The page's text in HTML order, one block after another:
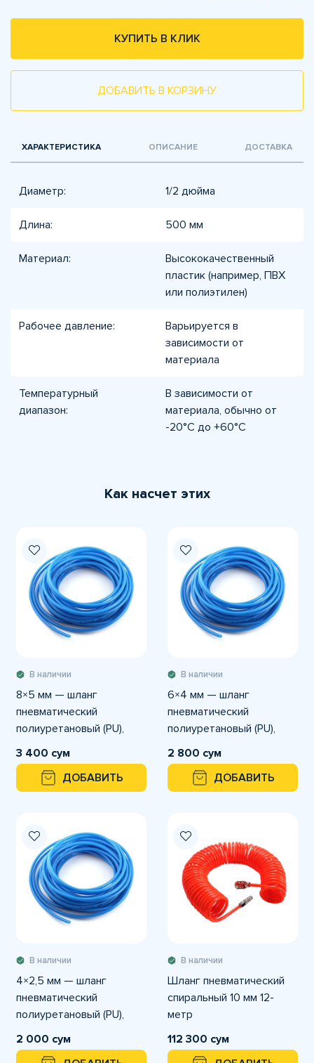
КУПИТЬ В КЛИК
ДОБАВИТЬ В КОРЗИНУ
ХАРАКТЕРИСТИКА ОПИСАНИЕ ДОСТАВКА
Диаметр: 1/2 дюйма
Длина: 500 мм
Материал:
Высококачественный
пластик (например, ПВХ
или полиэтилен)
Рабочее давление:
Варьируется в
зависимости от
материала
Температурный
диапазон:
В зависимости от
материала, обычно от
-20°C до +60°C
Как насчет этих
В наличии
8×5 мм — шланг
пневматический
полиуретановый (PU),
внешний Ø8 мм,
внутренний Ø5 мм
3 400 сум
ДОБАВИТЬ
В наличии
6×4 мм — шланг
пневматический
полиуретановый (PU),
внешний Ø6 мм,
внутренний Ø4 мм
2 800 сум
ДОБАВИТЬ
В наличии
4×2,5 мм — шланг
пневматический
полиуретановый (PU),
внешний Ø4 мм,
внутренний Ø2,5 мм
2 000 сум
В наличии
Шланг пневматический
спиральный 10 мм 12-
метр
112 300 сум